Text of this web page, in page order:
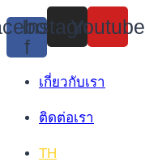
Skip
to
content
f
Instagram
Youtube
เกี่ยวกับเรา
ติดต่อเรา
TH